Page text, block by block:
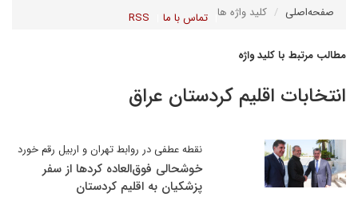
تماس با ما RSS صفحه‌اصلی کلید واژه ها
مطالب مرتبط با کلید واژه
انتخابات اقلیم کردستان عراق
نقطه عطفی در روابط تهران و اربیل رقم خورد
خوشحالی فوق‌العاده کردها از سفر
پزشکیان به اقلیم کردستان